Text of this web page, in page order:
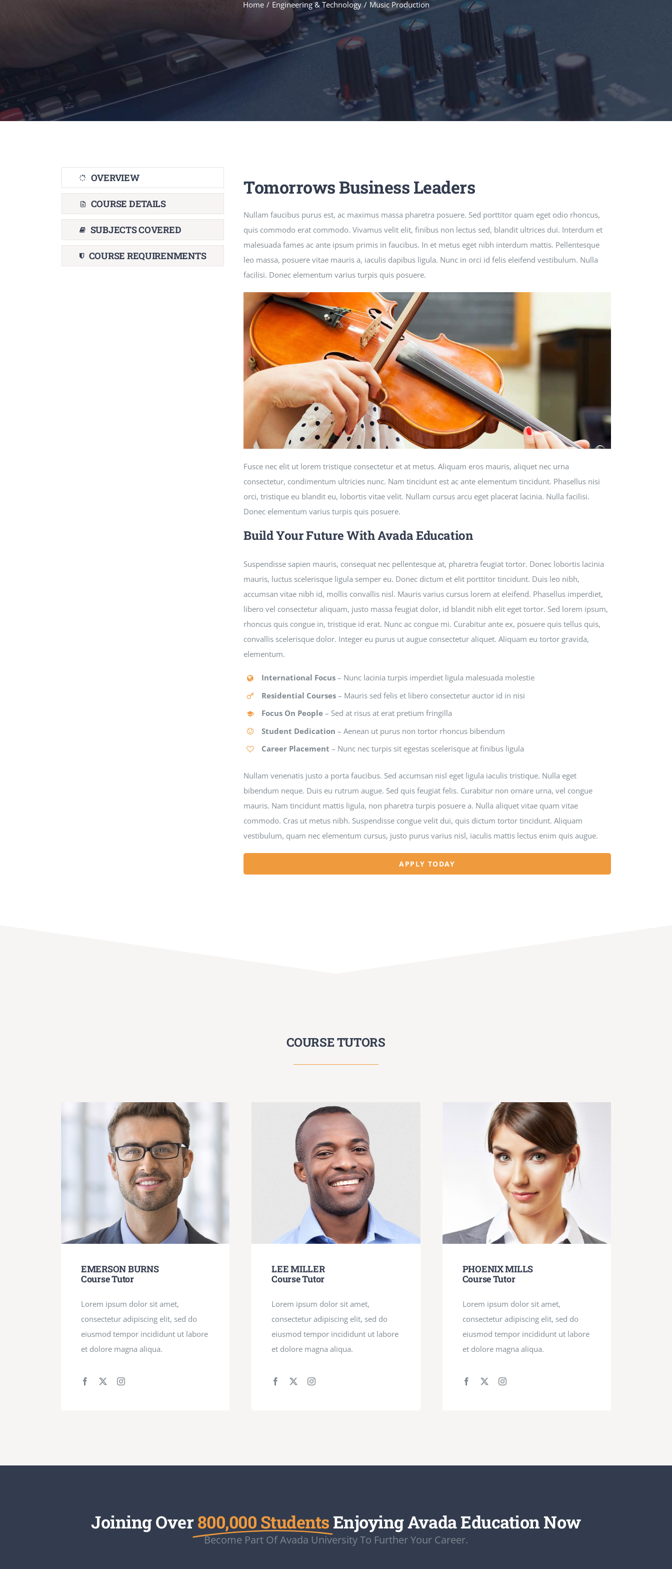
Home Engineering & Technology Music Production
OVERVIEW
COURSE DETAILS
SUBJECTS COVERED
COURSE REQUIRENMENTS
Tomorrows Business Leaders
Nullam faucibus purus est, ac maximus massa pharetra posuere. Sed porttitor quam eget odio rhoncus,
quis commodo erat commodo. Vivamus velit elit, finibus non lectus sed, blandit ultrices dui. Interdum et
malesuada fames ac ante ipsum primis in faucibus. In et metus eget nibh interdum mattis. Pellentesque
leo massa, posuere vitae mauris a, iaculis dapibus ligula. Nunc in orci id felis eleifend vestibulum. Nulla
facilisi. Donec elementum varius turpis quis posuere.
Fusce nec elit ut lorem tristique consectetur et at metus. Aliquam eros mauris, aliquet nec urna
consectetur, condimentum ultricies nunc. Nam tincidunt est ac ante elementum tincidunt. Phasellus nisi
orci, tristique eu blandit eu, lobortis vitae velit. Nullam cursus arcu eget placerat lacinia. Nulla facilisi.
Donec elementum varius turpis quis posuere.
Build Your Future With Avada Education
Suspendisse sapien mauris, consequat nec pellentesque at, pharetra feugiat tortor. Donec lobortis lacinia
mauris, luctus scelerisque ligula semper eu. Donec dictum et elit porttitor tincidunt. Duis leo nibh,
accumsan vitae nibh id, mollis convallis nisl. Mauris varius cursus lorem at eleifend. Phasellus imperdiet,
libero vel consectetur aliquam, justo massa feugiat dolor, id blandit nibh elit eget tortor. Sed lorem ipsum,
rhoncus quis congue in, tristique id erat. Nunc ac congue mi. Curabitur ante ex, posuere quis tellus quis,
convallis scelerisque dolor. Integer eu purus ut augue consectetur aliquet. Aliquam eu tortor gravida,
elementum.
International Focus – Nunc lacinia turpis imperdiet ligula malesuada molestie
Residential Courses – Mauris sed felis et libero consectetur auctor id in nisi
Focus On People – Sed at risus at erat pretium fringilla
Student Dedication – Aenean ut purus non tortor rhoncus bibendum
Career Placement – Nunc nec turpis sit egestas scelerisque at finibus ligula
Nullam venenatis justo a porta faucibus. Sed accumsan nisl eget ligula iaculis tristique. Nulla eget
bibendum neque. Duis eu rutrum augue. Sed quis feugiat felis. Curabitur non ornare urna, vel congue
mauris. Nam tincidunt mattis ligula, non pharetra turpis posuere a. Nulla aliquet vitae quam vitae
commodo. Cras ut metus nibh. Suspendisse congue velit dui, quis dictum tortor tincidunt. Aliquam
vestibulum, quam nec elementum cursus, justo purus varius nisl, iaculis mattis lectus enim quis augue.
APPLY TODAY
COURSE TUTORS
EMERSON BURNS
Course Tutor
Lorem ipsum dolor sit amet,
consectetur adipiscing elit, sed do
eiusmod tempor incididunt ut labore
et dolore magna aliqua.
LEE MILLER
Course Tutor
Lorem ipsum dolor sit amet,
consectetur adipiscing elit, sed do
eiusmod tempor incididunt ut labore
et dolore magna aliqua.
PHOENIX MILLS
Course Tutor
Lorem ipsum dolor sit amet,
consectetur adipiscing elit, sed do
eiusmod tempor incididunt ut labore
et dolore magna aliqua.
Joining Over800,000 Students Enjoying Avada Education Now
Become Part Of Avada University To Further Your Career.